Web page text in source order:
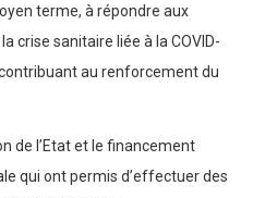
terme, à répondre aux
crise sanitaire liée à la COVID-
au renforcement du
de l’Etat et le financement
qui ont permis d’effectuer des